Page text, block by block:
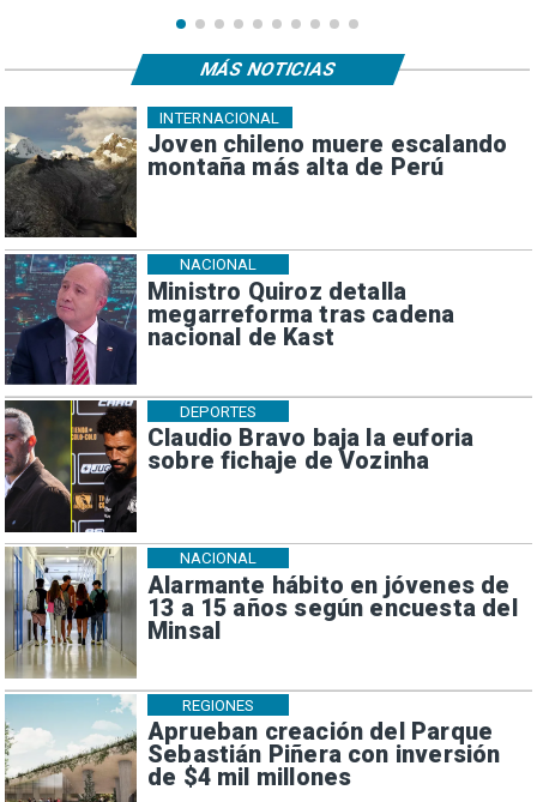
Joven chileno muere escalando
montaña más alta de Perú
INTERNACIONAL
Ministro Quiroz detalla
megarreforma tras cadena
nacional de Kast
NACIONAL
Claudio Bravo baja la euforia
sobre fichaje de Vozinha
DEPORTES
Alarmante hábito en jóvenes de
13 a 15 años según encuesta del
Minsal
NACIONAL
Aprueban creación del Parque
Sebastián Piñera con inversión
de $4 mil millones
REGIONES
MÁS NOTICIAS